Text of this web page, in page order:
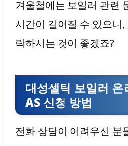
겨울철에는 보일러 관련
시간이 길어질 수 있으니,
락하시는 것이 좋겠죠?
대성셀틱 보일러 온
AS 신청 방법
전화 상담이 어려우신 분